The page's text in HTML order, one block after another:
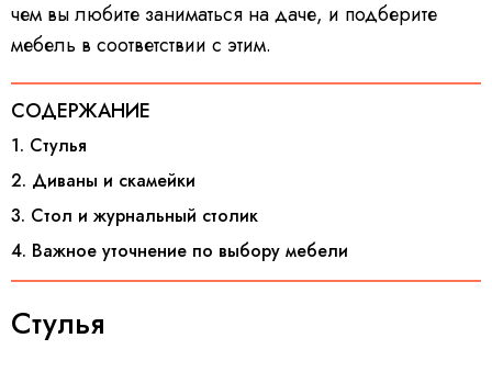
чем вы любите заниматься на даче, и подберите
мебель в соответствии с этим.
СОДЕРЖАНИЕ
1. Стулья
2. Диваны и скамейки
3. Стол и журнальный столик
4. Важное уточнение по выбору мебели
Стулья